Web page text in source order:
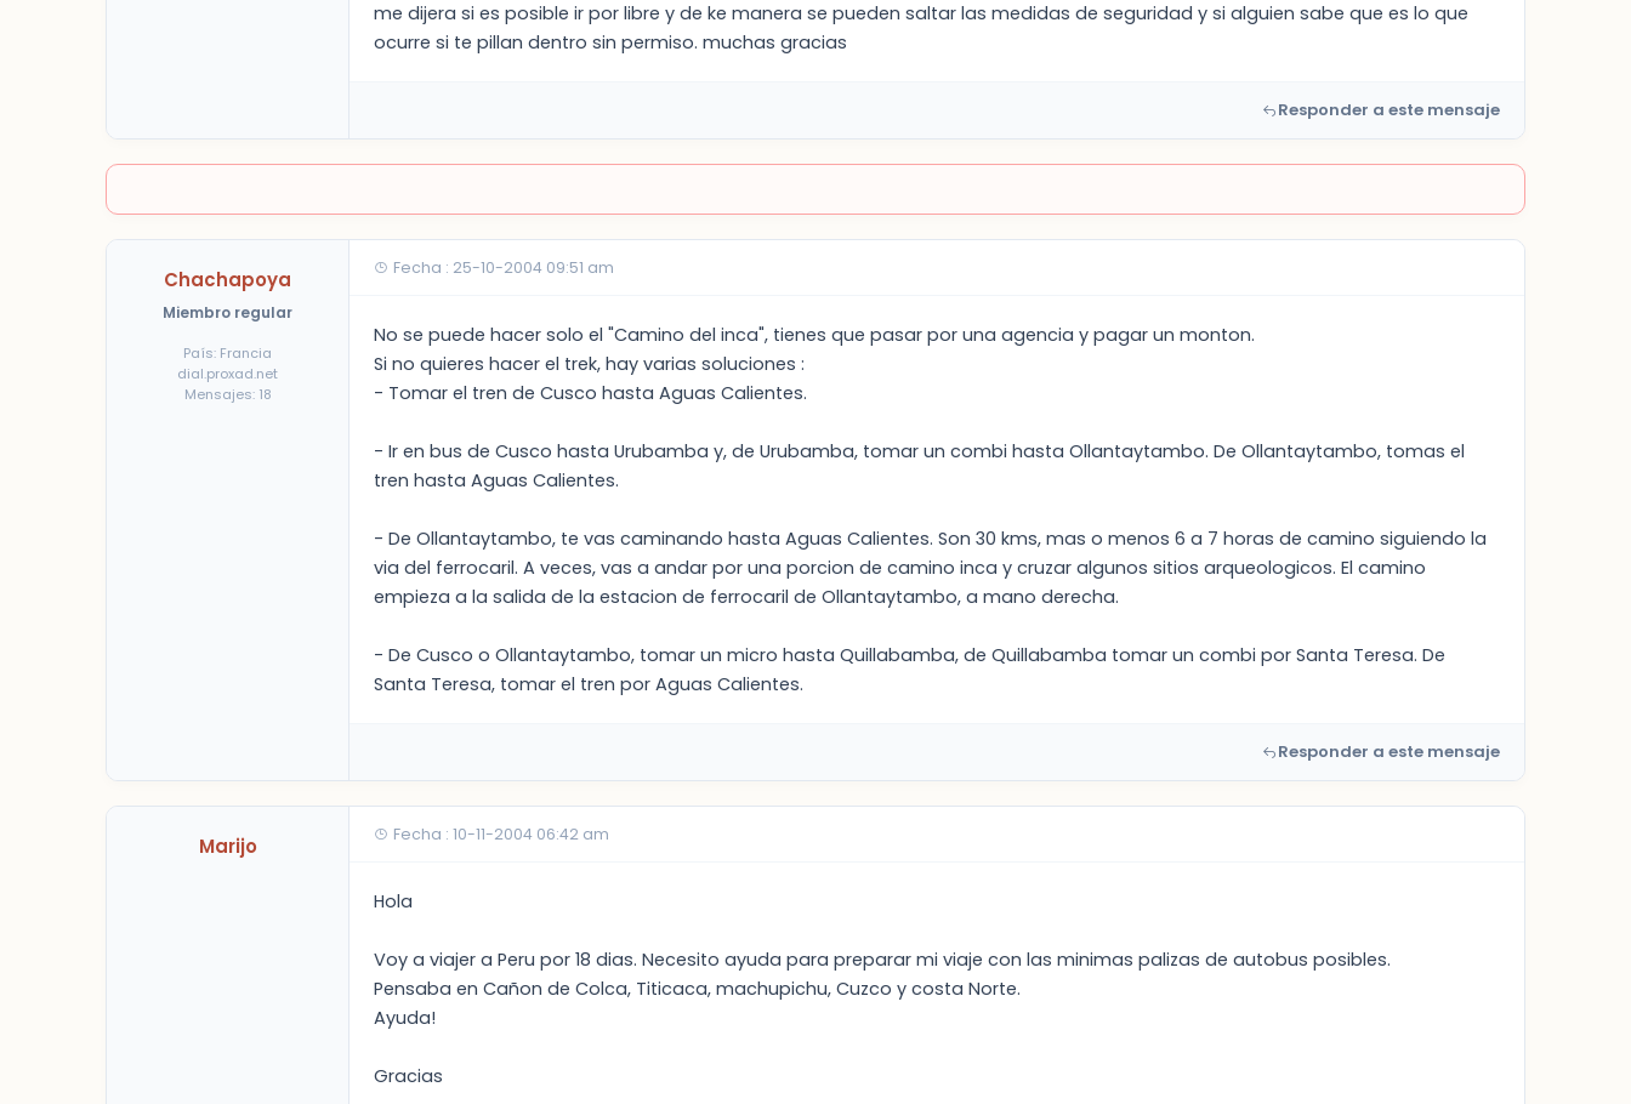
me dijera si es posible ir por libre y de ke manera se pueden saltar las medidas de seguridad y si alguien sabe que es lo que
ocurre si te pillan dentro sin permiso. muchas gracias
Responder a este mensaje
Chachapoya
Miembro regular
País: Francia
dial.proxad.net
Mensajes: 18
Fecha : 25-10-2004 09:51 am
No se puede hacer solo el "Camino del inca", tienes que pasar por una agencia y pagar un monton.
Si no quieres hacer el trek, hay varias soluciones :
- Tomar el tren de Cusco hasta Aguas Calientes.
- Ir en bus de Cusco hasta Urubamba y, de Urubamba, tomar un combi hasta Ollantaytambo. De Ollantaytambo, tomas el
tren hasta Aguas Calientes.
- De Ollantaytambo, te vas caminando hasta Aguas Calientes. Son 30 kms, mas o menos 6 a 7 horas de camino siguiendo la
via del ferrocaril. A veces, vas a andar por una porcion de camino inca y cruzar algunos sitios arqueologicos. El camino
empieza a la salida de la estacion de ferrocaril de Ollantaytambo, a mano derecha.
- De Cusco o Ollantaytambo, tomar un micro hasta Quillabamba, de Quillabamba tomar un combi por Santa Teresa. De
Santa Teresa, tomar el tren por Aguas Calientes.
Responder a este mensaje
Marijo Fecha : 10-11-2004 06:42 am
Hola
Voy a viajer a Peru por 18 dias. Necesito ayuda para preparar mi viaje con las minimas palizas de autobus posibles.
Pensaba en Cañon de Colca, Titicaca, machupichu, Cuzco y costa Norte.
Ayuda!
Gracias